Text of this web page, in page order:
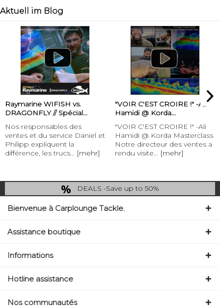
Aktuell im Blog
Raymarine WIFISH vs.
DRAGONFLY // Spécial...
Nos responsables des
ventes et du service Daniel et
Philipp expliquent la
différence, les trucs... [mehr]
"VOIR C'EST CROIRE !" -Ali
Hamidi @ Korda...
"VOIR C'EST CROIRE !" -Ali
Hamidi @ Korda Masterclass
Notre directeur des ventes a
rendu visite... [mehr]
DEALS -Save up to 50%
Bienvenue à Carplounge Tackle.
Assistance boutique
Informations
Hotline assistance
Nos communautés